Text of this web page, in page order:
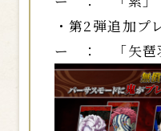
・第2弾追加プ
ー ： 「矢琶